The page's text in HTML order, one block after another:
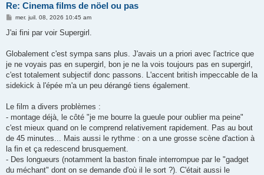
Re: Cinema films de nöel ou pas
M
s
g
mer. juil. 08, 2026 10:45 am
J'ai fini par voir Supergirl.
Globalement c'est sympa sans plus. J'avais un a priori avec l'actrice que
je ne voyais pas en supergirl, bon je ne la vois toujours pas en supergirl,
c'est totalement subjectif donc passons. L'accent british impeccable de la
sidekick à l'épée m'a un peu dérangé tiens également.
Le film a divers problèmes :
- montage déjà, le côté "je me bourre la gueule pour oublier ma peine"
c'est mieux quand on le comprend relativement rapidement. Pas au bout
de 45 minutes... Mais aussi le rythme : on a une grosse scène d'action à
la fin et ça redescend brusquement.
- Des longueurs (notamment la baston finale interrompue par le "gadget
du méchant" dont on se demande d'où il le sort ?). C'était aussi le